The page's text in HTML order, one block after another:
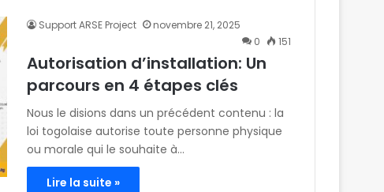
Support ARSE Project
novembre 21, 2025
0
151
Autorisation d’installation: Un
parcours en 4 étapes clés
Nous le disions dans un précédent contenu : la
loi togolaise autorise toute personne physique
ou morale qui le souhaite à…
Lire la suite »